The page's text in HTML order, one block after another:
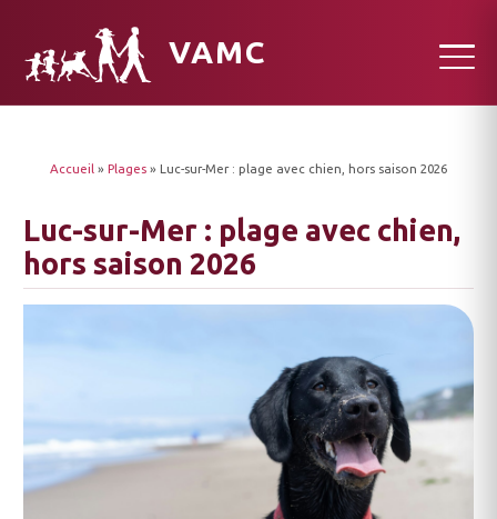
VAMC
Accueil » Plages » Luc-sur-Mer : plage avec chien, hors saison 2026
Luc-sur-Mer : plage avec chien,
hors saison 2026